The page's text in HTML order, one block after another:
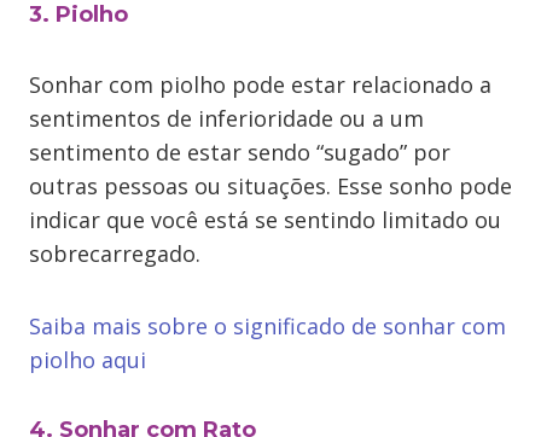
3. Piolho
Sonhar com piolho pode estar relacionado a
sentimentos de inferioridade ou a um
sentimento de estar sendo “sugado” por
outras pessoas ou situações. Esse sonho pode
indicar que você está se sentindo limitado ou
sobrecarregado.
Saiba mais sobre o significado de sonhar com
piolho aqui
4. Sonhar com Rato